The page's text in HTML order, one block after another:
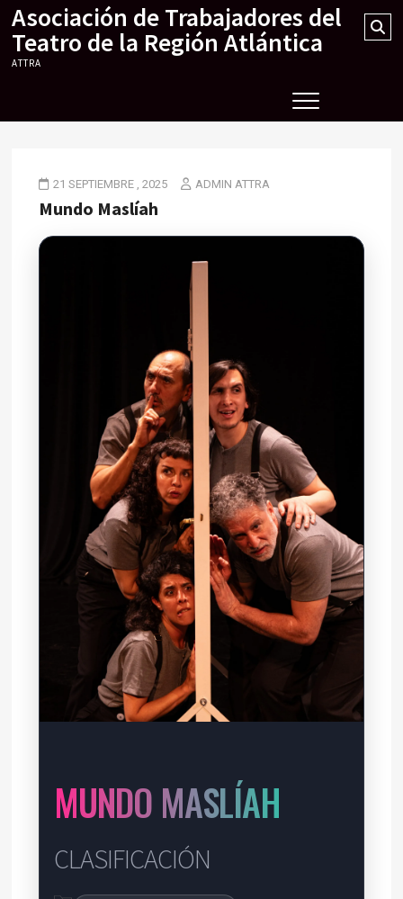
Skip
content
Asociación de Trabajadores del
Teatro de la Región Atlántica
ATTRA
21 SEPTIEMBRE , 2025 ADMIN ATTRA
Mundo Maslíah
MUNDO MASLÍAH
CLASIFICACIÓN